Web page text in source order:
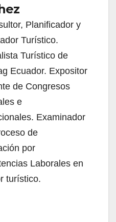
Planificador y
Turístico.
Turístico de
Ecuador. Expositor
de Congresos
e
Examinador
de
por
Laborales en
turístico.